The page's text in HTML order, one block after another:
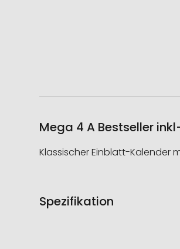
Mega 4 A Bestseller
Klassischer Einblatt-Kalender
Spezifikation